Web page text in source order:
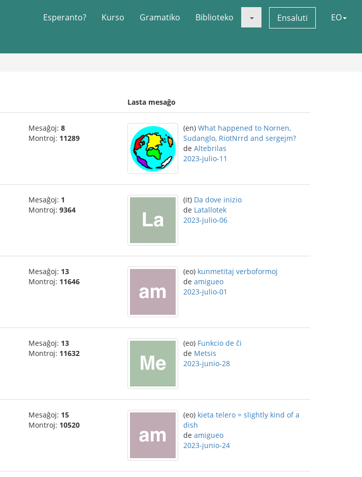
Esperanto? Kurso Gramatiko Biblioteko Ensaluti EO
Lasta mesaĝo
Mesaĝoj: 8
Montroj: 11289
(en) What happened to Nornen,
Sudanglo, RiotNrrd and sergejm?
de Altebrilas
2023-julio-11
Mesaĝoj: 1
Montroj: 9364
(it) Da dove inizio
de Latallotek
2023-julio-06
Mesaĝoj: 13
Montroj: 11646
(eo) kunmetitaj verboformoj
de amigueo
2023-julio-01
Mesaĝoj: 13
Montroj: 11632
(eo) Funkcio de ĉi
de Metsis
2023-junio-28
Mesaĝoj: 15
Montroj: 10520
(eo) kieta telero = slightly kind of a
dish
de amigueo
2023-junio-24